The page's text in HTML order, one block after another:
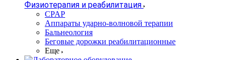
Физиотерапия и реабилитация
CPAP
Аппараты ударно-волновой терапии
Бальнеология
Беговые дорожки реабилитационные
Еще